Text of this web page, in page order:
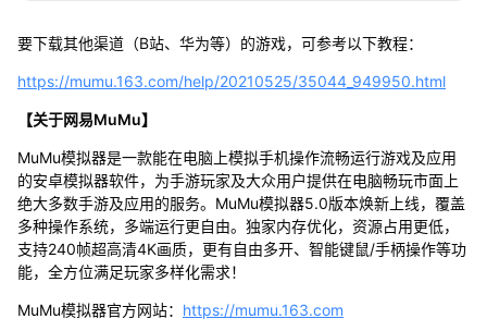
要下载其他渠道（B站、华为等）的游戏，可参考以下教程：
https://mumu.163.com/help/20210525/35044_949950.html
【关于网易MuMu】
MuMu模拟器是一款能在电脑上模拟手机操作流畅运行游戏及应用
的安卓模拟器软件，为手游玩家及大众用户提供在电脑畅玩市面上
绝大多数手游及应用的服务。MuMu模拟器5.0版本焕新上线，覆盖
多种操作系统，多端运行更自由。独家内存优化，资源占用更低，
支持240帧超高清4K画质，更有自由多开、智能键鼠/手柄操作等功
能，全方位满足玩家多样化需求！
MuMu模拟器官方网站： https://mumu.163.com